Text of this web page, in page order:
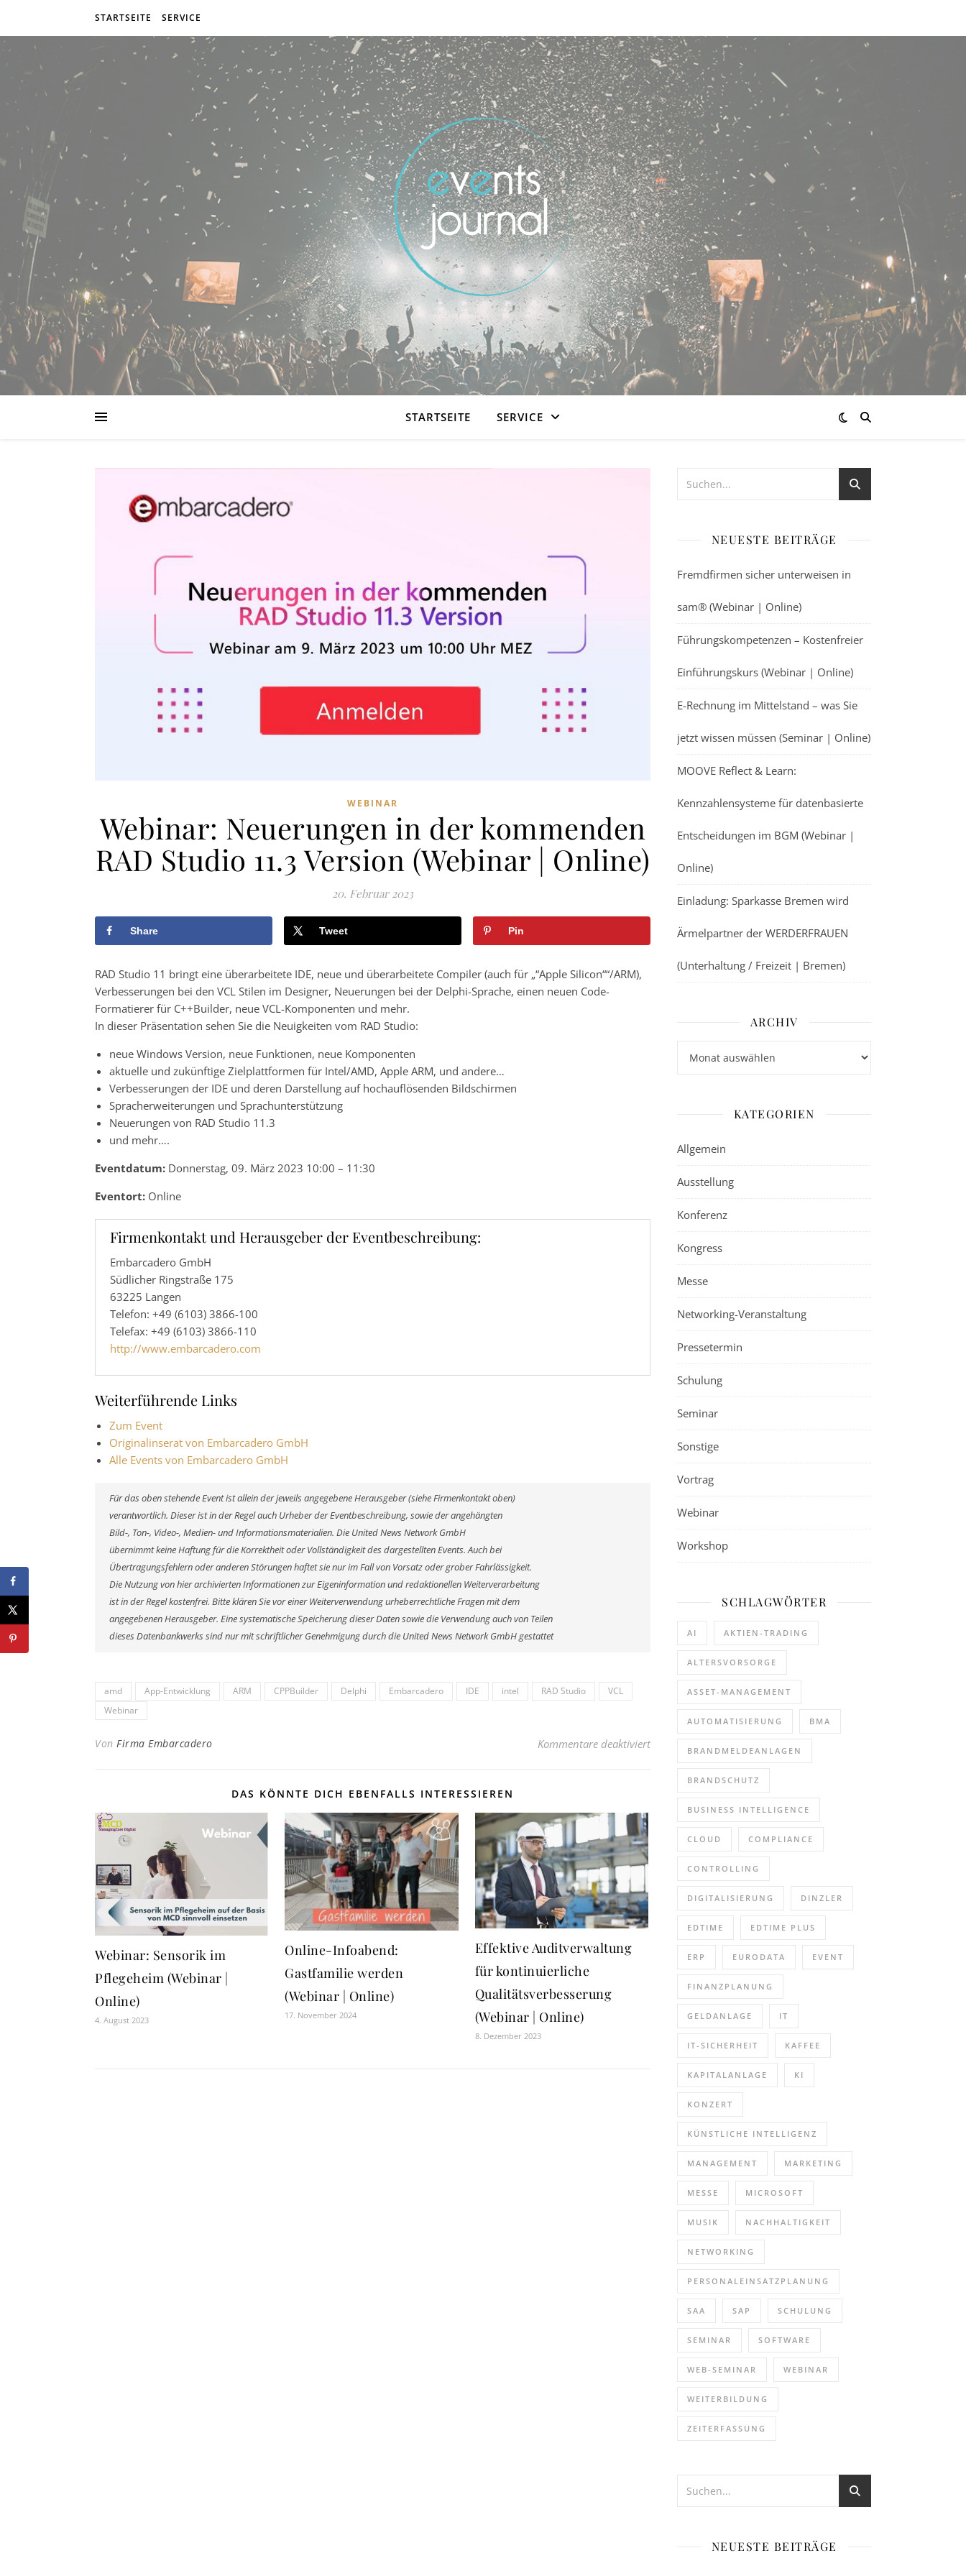
STARTSEITE SERVICE
STARTSEITE SERVICE
WEBINAR
Webinar: Neuerungen in der kommenden
RAD Studio 11.3 Version (Webinar | Online)
20. Februar 2023
Share Tweet Pin
RAD Studio 11 bringt eine überarbeitete IDE, neue und überarbeitete Compiler (auch für „“Apple Silicon““/ARM),
Verbesserungen bei den VCL Stilen im Designer, Neuerungen bei der Delphi-Sprache, einen neuen Code-
Formatierer für C++Builder, neue VCL-Komponenten und mehr.
In dieser Präsentation sehen Sie die Neuigkeiten vom RAD Studio:
neue Windows Version, neue Funktionen, neue Komponenten
aktuelle und zukünftige Zielplattformen für Intel/AMD, Apple ARM, und andere…
Verbesserungen der IDE und deren Darstellung auf hochauflösenden Bildschirmen
Spracherweiterungen und Sprachunterstützung
Neuerungen von RAD Studio 11.3
und mehr….
Eventdatum: Donnerstag, 09. März 2023 10:00 – 11:30
Eventort: Online
Firmenkontakt und Herausgeber der Eventbeschreibung:
Embarcadero GmbH
Südlicher Ringstraße 175
63225 Langen
Telefon: +49 (6103) 3866-100
Telefax: +49 (6103) 3866-110
http://www.embarcadero.com
Weiterführende Links
Zum Event
Originalinserat von Embarcadero GmbH
Alle Events von Embarcadero GmbH
Für das oben stehende Event ist allein der jeweils angegebene Herausgeber (siehe Firmenkontakt oben)
verantwortlich. Dieser ist in der Regel auch Urheber der Eventbeschreibung, sowie der angehängten
Bild-, Ton-, Video-, Medien- und Informationsmaterialien. Die United News Network GmbH
übernimmt keine Haftung für die Korrektheit oder Vollständigkeit des dargestellten Events. Auch bei
Übertragungsfehlern oder anderen Störungen haftet sie nur im Fall von Vorsatz oder grober Fahrlässigkeit.
Die Nutzung von hier archivierten Informationen zur Eigeninformation und redaktionellen Weiterverarbeitung
ist in der Regel kostenfrei. Bitte klären Sie vor einer Weiterverwendung urheberrechtliche Fragen mit dem
angegebenen Herausgeber. Eine systematische Speicherung dieser Daten sowie die Verwendung auch von Teilen
dieses Datenbankwerks sind nur mit schriftlicher Genehmigung durch die United News Network GmbH gestattet
amd App-Entwicklung ARM CPPBuilder Delphi Embarcadero IDE intel RAD Studio
VCL
Webinar
Von Firma Embarcadero Kommentare deaktiviertfür Webinar: Neuerungen in der kommenden RAD Studio 11.3
DAS KÖNNTE DICH EBENFALLS INTERESSIEREN
Webinar: Sensorik im
Pflegeheim (Webinar |
Online)
4. August 2023
Online-Infoabend:
Gastfamilie werden
(Webinar | Online)
17. November 2024
Effektive Auditverwaltung
für kontinuierliche
Qualitätsverbesserung
(Webinar | Online)
8. Dezember 2023
NEUESTE BEITRÄGE
Fremdfirmen sicher unterweisen in
sam® (Webinar | Online)
Führungskompetenzen – Kostenfreier
Einführungskurs (Webinar | Online)
E-Rechnung im Mittelstand – was Sie
jetzt wissen müssen (Seminar | Online)
MOOVE Reflect & Learn:
Kennzahlensysteme für datenbasierte
Entscheidungen im BGM (Webinar |
Online)
Einladung: Sparkasse Bremen wird
Ärmelpartner der WERDERFRAUEN
(Unterhaltung / Freizeit | Bremen)
ARCHIV
KATEGORIEN
Allgemein
Ausstellung
Konferenz
Kongress
Messe
Networking-Veranstaltung
Pressetermin
Schulung
Seminar
Sonstige
Vortrag
Webinar
Workshop
SCHLAGWÖRTER
AI AKTIEN-TRADING
ALTERSVORSORGE
ASSET-MANAGEMENT
AUTOMATISIERUNG BMA
BRANDMELDEANLAGEN
BRANDSCHUTZ
BUSINESS INTELLIGENCE
CLOUD COMPLIANCE
CONTROLLING
DIGITALISIERUNG DINZLER
EDTIME EDTIME PLUS
ERP EURODATA EVENT
FINANZPLANUNG
GELDANLAGE IT
IT-SICHERHEIT KAFFEE
KAPITALANLAGE KI
KONZERT
KÜNSTLICHE INTELLIGENZ
MANAGEMENT MARKETING
MESSE MICROSOFT
MUSIK NACHHALTIGKEIT
NETWORKING
PERSONALEINSATZPLANUNG
SAA SAP SCHULUNG
SEMINAR SOFTWARE
WEB-SEMINAR WEBINAR
WEITERBILDUNG
ZEITERFASSUNG
NEUESTE BEITRÄGE